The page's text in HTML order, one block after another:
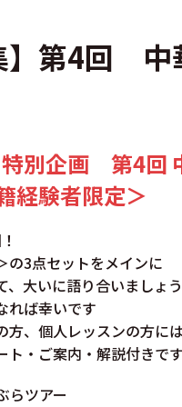
】第4回
別企画 第4回
経験者限定＞
の3点セットをメインに
大いに語り合いましょう
れば幸いです
方、個人レッスンの方に
ト・ご案内・解説付きです
らツアー